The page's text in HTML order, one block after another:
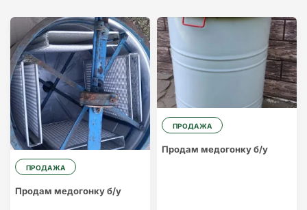
ПРОДАЖА
Продам медогонку б/у
ПРОДАЖА
Продам медогонку б/у